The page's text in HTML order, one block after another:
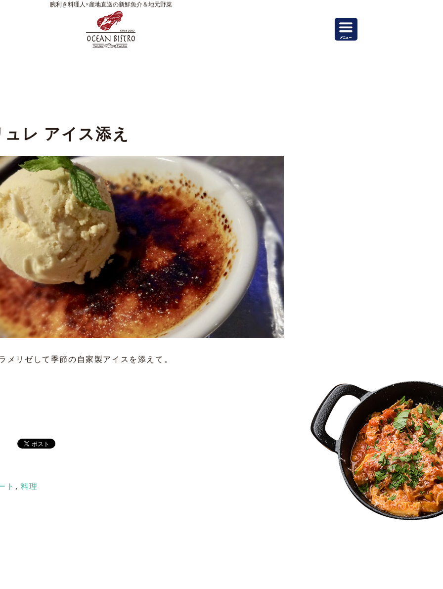
腕利き料理人×産地直送の新鮮魚介＆地元野菜
レ アイス添え
メリゼして季節の自家製アイスを添えて。
ト , 料理